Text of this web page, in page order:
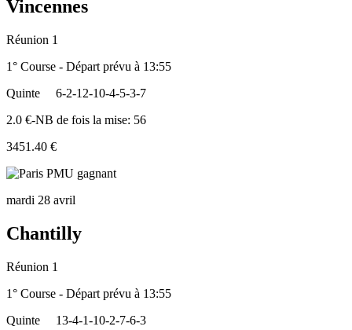
Vincennes
Réunion 1
1° Course - Départ prévu à 13:55
Quinte
6-2-12-10-4-5-3-7
2.0 €-NB de fois la mise: 56
3451.40 €
mardi 28 avril
Chantilly
Réunion 1
1° Course - Départ prévu à 13:55
Quinte
13-4-1-10-2-7-6-3